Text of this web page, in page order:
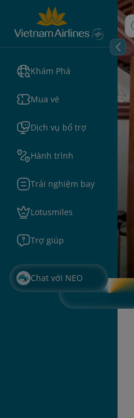
Khám Phá
Mua vé
Dịch vụ bổ trợ
Hành trình
Trải nghiệm bay
Lotusmiles
Trợ giúp
Chat với NEO